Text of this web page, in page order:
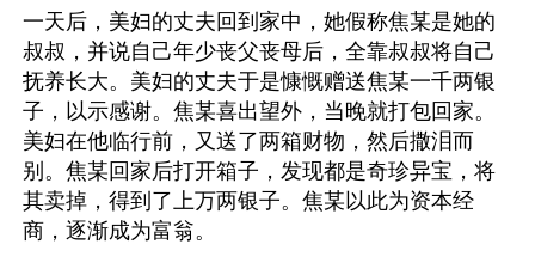
一天后，美妇的丈夫回到家中，她假称焦某是她的
叔叔，并说自己年少丧父丧母后，全靠叔叔将自己
抚养长大。美妇的丈夫于是慷慨赠送焦某一千两银
子，以示感谢。焦某喜出望外，当晚就打包回家。
美妇在他临行前，又送了两箱财物，然后撒泪而
别。焦某回家后打开箱子，发现都是奇珍异宝，将
其卖掉，得到了上万两银子。焦某以此为资本经
商，逐渐成为富翁。